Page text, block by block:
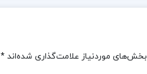
بخش‌های موردنیاز علامت‌گذاری شده‌اند*